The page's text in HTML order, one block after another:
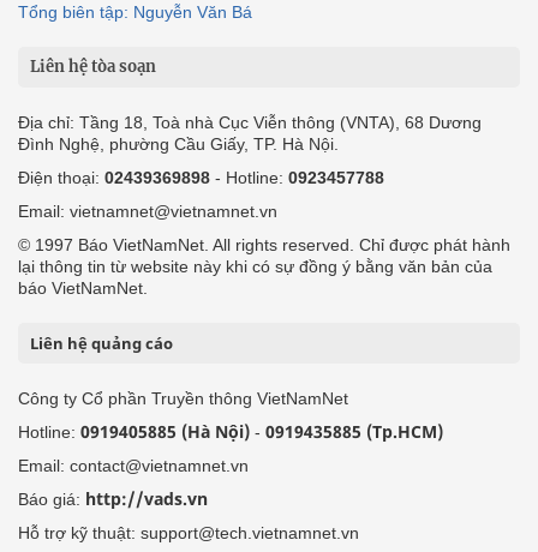
Tổng biên tập: Nguyễn Văn Bá
Liên hệ tòa soạn
Địa chỉ: Tầng 18, Toà nhà Cục Viễn thông (VNTA), 68 Dương
Đình Nghệ, phường Cầu Giấy, TP. Hà Nội.
Điện thoại: 02439369898 - Hotline: 0923457788
Email: vietnamnet@vietnamnet.vn
© 1997 Báo VietNamNet. All rights reserved. Chỉ được phát hành
lại thông tin từ website này khi có sự đồng ý bằng văn bản của
báo VietNamNet.
Liên hệ quảng cáo
Công ty Cổ phần Truyền thông VietNamNet
Hotline: 0919405885 (Hà Nội) - 0919435885 (Tp.HCM)
Email: contact@vietnamnet.vn
Báo giá: http://vads.vn
Hỗ trợ kỹ thuật: support@tech.vietnamnet.vn